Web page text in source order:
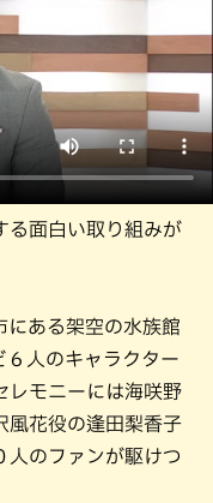
る面白い取り組みが
にある架空の水族館
６人のキャラクター
レモニーには海咲野
風花役の逢田梨香子
人のファンが駆けつ